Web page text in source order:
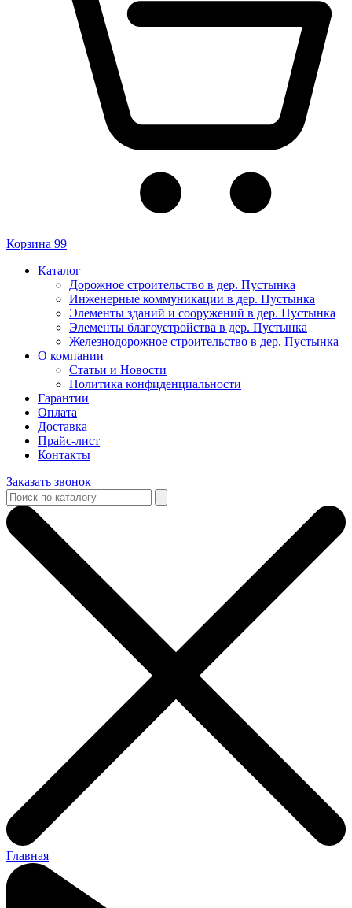
Корзина 99
Каталог
Дорожное строительство в дер. Пустынка
Инженерные коммуникации в дер. Пустынка
Элементы зданий и сооружений в дер. Пустынка
Элементы благоустройства в дер. Пустынка
Железнодорожное строительство в дер. Пустынка
О компании
Статьи и Новости
Политика конфиденциальности
Гарантии
Оплата
Доставка
Прайс-лист
Контакты
Заказать звонок
Главная